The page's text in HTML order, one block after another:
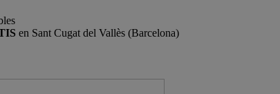
en Sant Cugat del Vallès (Barcelona)